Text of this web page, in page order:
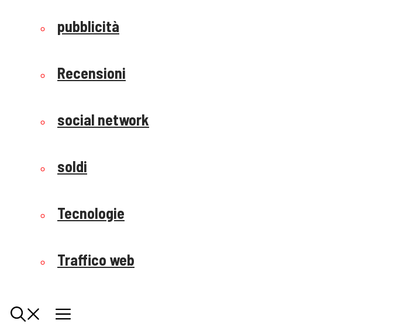
pubblicità
Recensioni
social network
soldi
Tecnologie
Traffico web